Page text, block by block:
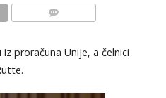
proračuna Unije, a čelnici